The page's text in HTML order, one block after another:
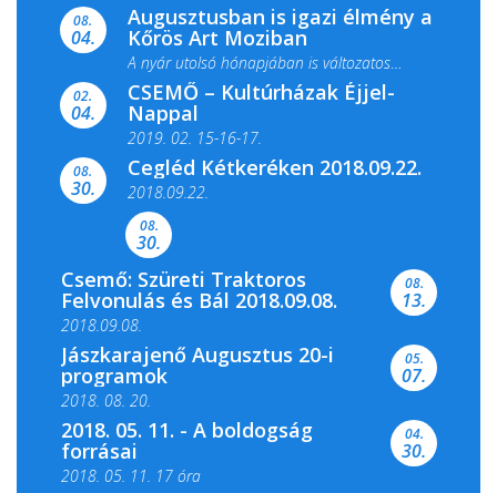
ismét megtelik ünnepi fénnyel és közös...
08.
04.
Augusztusban is igazi élmény a
Kőrös Art Moziban
A nyár utolsó hónapjában is változatos
filmkínálattal, családi...
02.
04.
CSEMŐ – Kultúrházak Éjjel-
Nappal
2019. 02. 15-16-17.
Színes és tartalmas programokkal várja a
Csemői Községi Könyvtár és...
08.
30.
Cegléd Kétkeréken 2018.09.22.
2018.09.22.
08.
30.
Csemő: Szüreti Traktoros
Felvonulás és Bál 2018.09.08.
2018.09.08.
08.
13.
Jászkarajenő Augusztus 20-i
programok
2018. 08. 20.
05.
07.
2018. 05. 11. - A boldogság
forrásai
2018. 05. 11. 17 óra
04.
30.